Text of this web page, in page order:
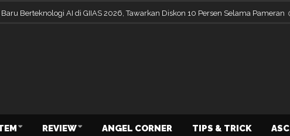
Berteknologi AI di GIIAS 2026, Tawarkan Diskon 10 Persen Selama Pameran
REVIEW ANGEL CORNER TIPS & TRICK ASC